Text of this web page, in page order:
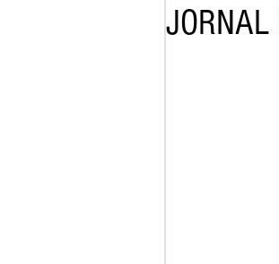
JORNAL